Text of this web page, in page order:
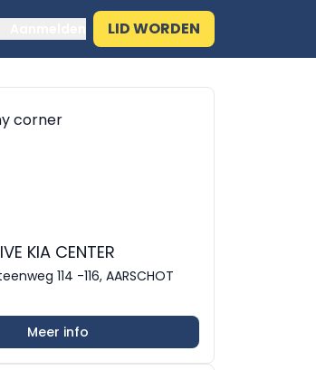
LID WORDEN
KIA CENTER
114 -116, AARSCHOT
Meer info